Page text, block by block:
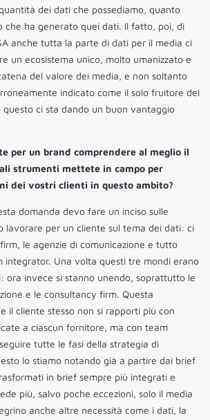
dei dati che possediamo, quanto
che ha generato quei dati. Il fatto, poi, di
anche tutta la parte di dati per il media ci
un ecosistema unico, molto umanizzato e
del valore dei media, e non soltanto
indicato come il solo fruitore dei
ci sta dando un buon vantaggio
per un brand comprendere al meglio il
strumenti mettete in campo per
dei vostri clienti in questo ambito?
domanda devo fare un inciso sulle
lavorare per un cliente sul tema dei dati: ci
le agenzie di comunicazione e tutto
integrator. Una volta questi tre mondi erano
ora invece si stanno unendo, soprattutto le
e le consultancy firm. Questa
il cliente stesso non si rapporti più con
a ciascun fornitore, ma con team
tutte le fasi della strategia di
lo stiamo notando già a partire dai brief
in brief sempre più integrati e
più, salvo poche eccezioni, solo il media
anche altre necessità come i dati, la